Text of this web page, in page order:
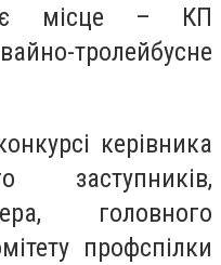
місце – КП
тролейбусне
керівника
заступників,
головного
профспілки